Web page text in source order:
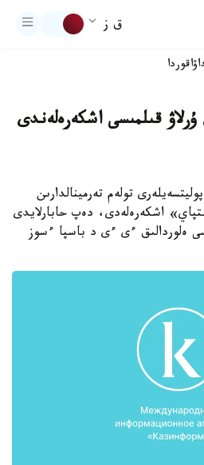
ق ز
اقوردا
ۇرلاۋ قىلمىسى اشكەرەلەندى
تولەم تەرمينالدارىن
اشكەرەلەدى، دەپ حابارلايدى
ەلوردالىق ءى ءى د باسپا ءسوز